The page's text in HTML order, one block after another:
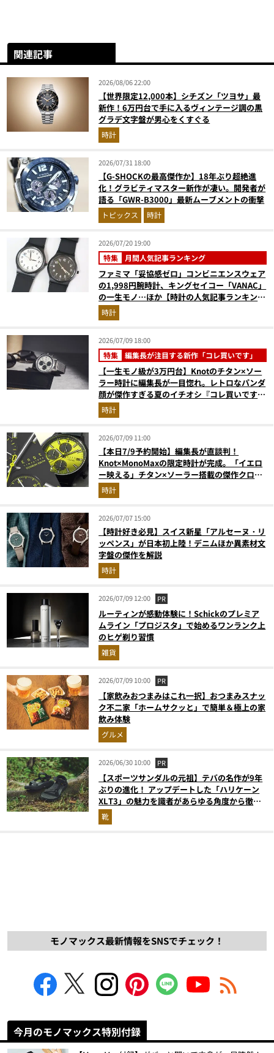
関連記事
2026/08/06 22:00
【世界限定12,000本】シチズン「ツヨサ」最
新作！6万円台で手に入るヴィンテージ調の黒
グラデ文字盤が男心をくすぐる
時計
2026/07/31 18:00
【G-SHOCKの最高傑作か】18年ぶり超絶進
化！グラビティマスター新作が凄い。開発者が
語る「GWR-B3000」最新ムーブメントの衝撃
トピックス 時計
2026/07/20 19:00
特集 月間人気記事ランキング
ファミマ「妥協感ゼロ」コンビニエンスウェア
の1,998円腕時計、キングセイコー「VANAC」
の一生モノ…ほか【時計の人気記事ランキング
ベスト3】（2026年6月版）
時計
2026/07/09 18:00
特集 編集長が注目する新作「コレ買いです」
【一生モノ級が3万円台】Knotのチタン×ソー
ラー時計に編集長が一目惚れ。レトロなパンダ
顔が傑作すぎる夏のイチオシ『コレ買いです』
Vol.169
時計
2026/07/09 11:00
【本日7/9予約開始】編集長が直談判！
Knot×MonoMaxの限定時計が完成。「イエロ
ー映える」チタン×ソーラー搭載の傑作クロノ
グラフ
時計
2026/07/07 15:00
【時計好き必見】スイス新星「アルセーヌ・リ
ッペンス」が日本初上陸！デニムほか異素材文
字盤の傑作を解説
時計
2026/07/09 12:00 PR
ルーティンが感動体験に！Schickのプレミア
ムライン「プロジスタ」で始めるワンランク上
のヒゲ剃り習慣
雑貨
2026/07/09 10:00 PR
【家飲みおつまみはこれ一択】おつまみスナッ
ク不二家「ホームサクッと」で簡単＆極上の家
飲み体験
グルメ
2026/06/30 10:00 PR
【スポーツサンダルの元祖】テバの名作が9年
ぶりの進化！ アップデートした「ハリケーン
XLT3」の魅力を識者があらゆる角度から徹底
解説！
靴
モノマックス最新情報をSNSでチェック！
今月のモノマックス特別付録